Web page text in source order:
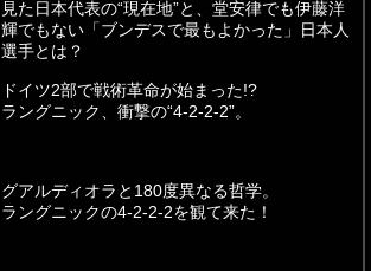
見た日本代表の“現在地”と、堂安律でも伊藤洋
輝でもない「ブンデスで最もよかった」日本人
選手とは？
ドイツ2部で戦術革命が始まった!?
ラングニック、衝撃の“4-2-2-2”。
グアルディオラと180度異なる哲学。
ラングニックの4-2-2-2を観て来た！